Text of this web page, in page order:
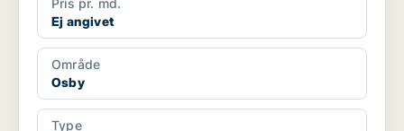
Pris pr. md.
Ej angivet
Område
Osby
Type